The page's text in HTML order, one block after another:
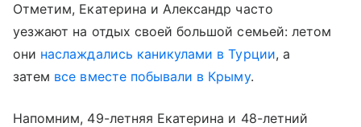
Отметим, Екатерина и Александр часто
уезжают на отдых своей большой семьей: летом
они наслаждались каникулами в Турции, а
затем все вместе побывали в Крыму.
Напомним, 49-летняя Екатерина и 48-летний